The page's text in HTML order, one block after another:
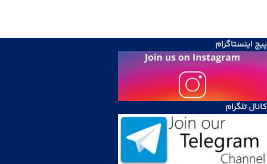
پیج اینستاگرام
کانال تلگرام